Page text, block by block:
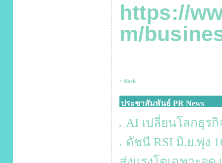
https://
m/
« Back
ประชาสัมพันธ์ PR News
AI เปลี่ยนโลกธุร
ดัชนี RSI มิ.ย.พุ่ง